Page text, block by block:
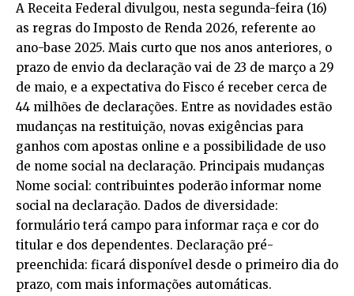
A Receita Federal divulgou, nesta segunda-feira (16)
as regras do Imposto de Renda 2026, referente ao
ano-base 2025. Mais curto que nos anos anteriores, o
prazo de envio da declaração vai de 23 de março a 29
de maio, e a expectativa do Fisco é receber cerca de
44 milhões de declarações. Entre as novidades estão
mudanças na restituição, novas exigências para
ganhos com apostas online e a possibilidade de uso
de nome social na declaração. Principais mudanças
Nome social: contribuintes poderão informar nome
social na declaração. Dados de diversidade:
formulário terá campo para informar raça e cor do
titular e dos dependentes. Declaração pré-
preenchida: ficará disponível desde o primeiro dia do
prazo, com mais informações automáticas.